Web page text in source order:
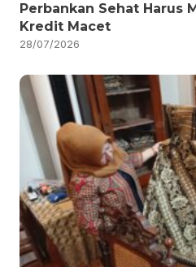
Perbankan Sehat Harus
Kredit Macet
28/07/2026